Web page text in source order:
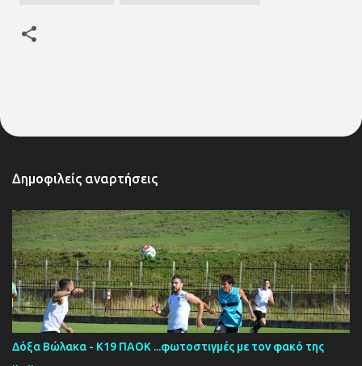
Δημοφιλείς αναρτήσεις
Δόξα Βώλακα - Κ19 ΠΑΟΚ ...φωτοστιγμές με τον φακό της